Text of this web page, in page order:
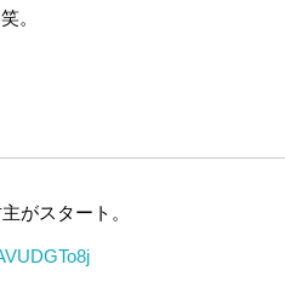
。
がスタート。